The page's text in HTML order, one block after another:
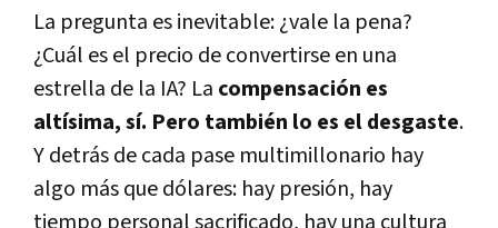
La pregunta es inevitable: ¿vale la pena?
¿Cuál es el precio de convertirse en una
estrella de la IA? La compensación es
altísima, sí. Pero también lo es el desgaste.
Y detrás de cada pase multimillonario hay
algo más que dólares: hay presión, hay